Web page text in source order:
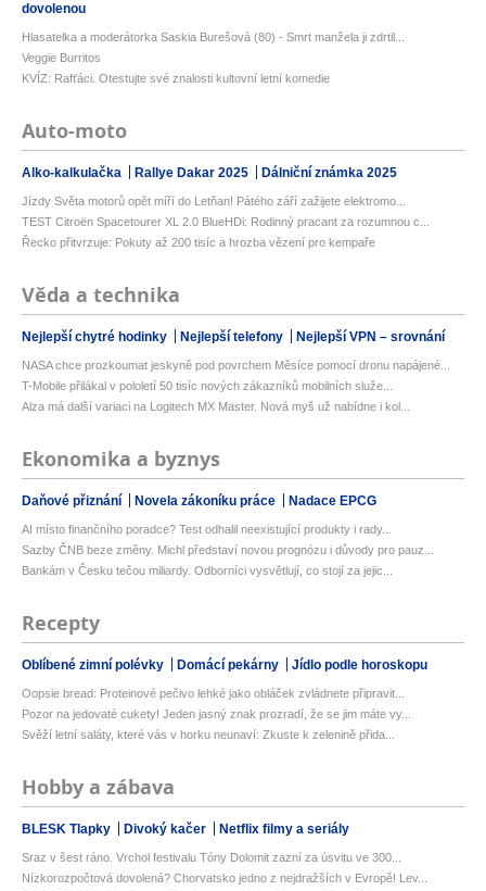
dovolenou
Hlasatelka a moderátorka Saskia Burešová (80) - Smrt manžela ji zdrtil...
Veggie Burritos
KVÍZ: Rafťáci. Otestujte své znalosti kultovní letní komedie
Auto-moto
Alko-kalkulačka Rallye Dakar 2025 Dálniční známka 2025
Jízdy Světa motorů opět míří do Letňan! Pátého září zažijete elektromo...
TEST Citroën Spacetourer XL 2.0 BlueHDi: Rodinný pracant za rozumnou c...
Řecko přitvrzuje: Pokuty až 200 tisíc a hrozba vězení pro kempaře
Věda a technika
Nejlepší chytré hodinky Nejlepší telefony Nejlepší VPN – srovnání
NASA chce prozkoumat jeskyně pod povrchem Měsíce pomocí dronu napájené...
T-Mobile přilákal v pololetí 50 tisíc nových zákazníků mobilních služe...
Alza má další variaci na Logitech MX Master. Nová myš už nabídne i kol...
Ekonomika a byznys
Daňové přiznání Novela zákoníku práce Nadace EPCG
AI místo finančního poradce? Test odhalil neexistující produkty i rady...
Sazby ČNB beze změny. Michl představí novou prognózu i důvody pro pauz...
Bankám v Česku tečou miliardy. Odborníci vysvětlují, co stojí za jejic...
Recepty
Oblíbené zimní polévky Domácí pekárny Jídlo podle horoskopu
Oopsie bread: Proteinové pečivo lehké jako obláček zvládnete připravit...
Pozor na jedovaté cukety! Jeden jasný znak prozradí, že se jim máte vy...
Svěží letní saláty, které vás v horku neunaví: Zkuste k zelenině přida...
Hobby a zábava
BLESK Tlapky Divoký kačer Netflix filmy a seriály
Sraz v šest ráno. Vrchol festivalu Tóny Dolomit zazní za úsvitu ve 300...
Nízkorozpočtová dovolená? Chorvatsko jedno z nejdražších v Evropě! Lev...